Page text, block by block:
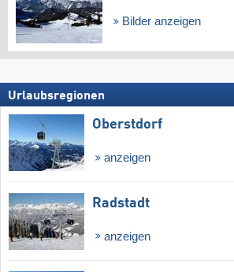
Bilder anzeigen
Urlaubsregionen
Oberstdorf
anzeigen
Radstadt
anzeigen